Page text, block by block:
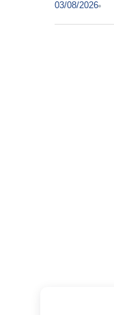
03/08/2026